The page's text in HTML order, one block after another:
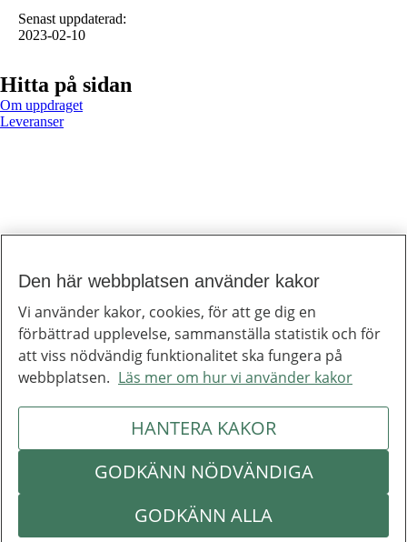
Senast uppdaterad:
2023-02-10
Hitta på sidan
Om uppdraget
Leveranser
Till toppen av sidan
Inera
Inera är ett digitaliseringsbolag som bidrar till att utveckla välfärden.
Om Inera
Jobba hos oss
Ineras nyhetsbrev
Inera på LinkedIn
Om webbplatsenHantering av kakor
Följ Inera
Den här webbplatsen använder kakor
Vi använder kakor, cookies, för att ge dig en
förbättrad upplevelse, sammanställa statistik och för
att viss nödvändig funktionalitet ska fungera på
webbplatsen. Läs mer om hur vi använder kakor
HANTERA KAKOR
GODKÄNN NÖDVÄNDIGA
GODKÄNN ALLA